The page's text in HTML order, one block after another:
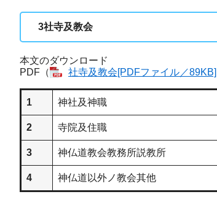
3社寺及教会
本文のダウンロード
PDF（
社寺及教会[PDFファイル／89KB]
1 神社及神職
2 寺院及住職
3 神仏道教会教務所説教所
4 神仏道以外ノ教会其他